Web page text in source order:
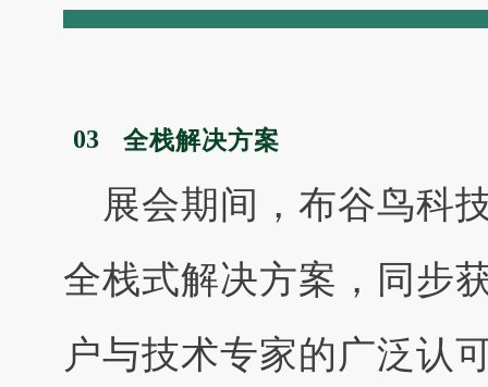
03 全栈解决方案
展会期间，布谷鸟科
全栈式解决方案，同步
户与技术专家的广泛认